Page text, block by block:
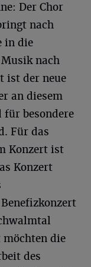
Der Chor
nach
in die
Musik nach
ist der neue
an diesem
für besondere
Für das
Konzert ist
Konzert
möchten die
des